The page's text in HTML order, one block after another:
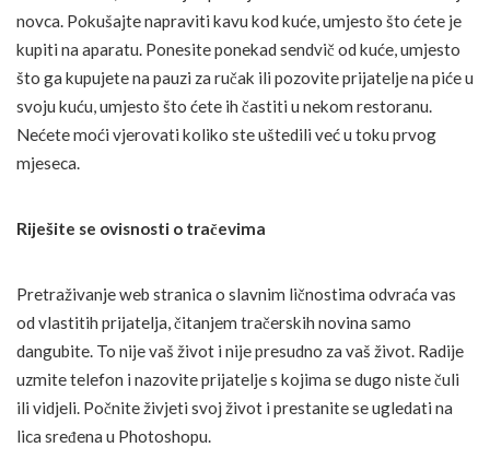
novca. Pokušajte napraviti kavu kod kuće, umjesto što ćete je
kupiti na aparatu. Ponesite ponekad sendvič od kuće, umjesto
što ga kupujete na pauzi za ručak ili pozovite prijatelje na piće u
svoju kuću, umjesto što ćete ih častiti u nekom restoranu.
Nećete moći vjerovati koliko ste uštedili već u toku prvog
mjeseca.
Riješite se ovisnosti o tračevima
Pretraživanje web stranica o slavnim ličnostima odvraća vas
od vlastitih prijatelja, čitanjem tračerskih novina samo
dangubite. To nije vaš život i nije presudno za vaš život. Radije
uzmite telefon i nazovite prijatelje s kojima se dugo niste čuli
ili vidjeli. Počnite živjeti svoj život i prestanite se ugledati na
lica sređena u Photoshopu.